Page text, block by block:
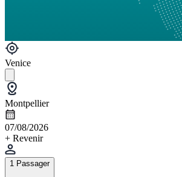
Venice
Montpellier
07/08/2026
+ Revenir
1 Passager